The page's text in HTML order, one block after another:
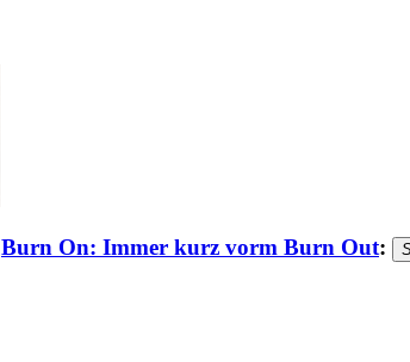
Burn On: Immer kurz vorm Burn Out: